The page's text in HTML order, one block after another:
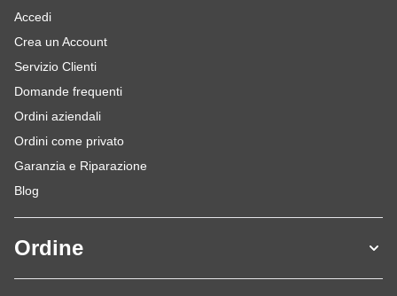
Accedi
Crea un Account
Servizio Clienti
Domande frequenti
Ordini aziendali
Ordini come privato
Garanzia e Riparazione
Blog
Ordine